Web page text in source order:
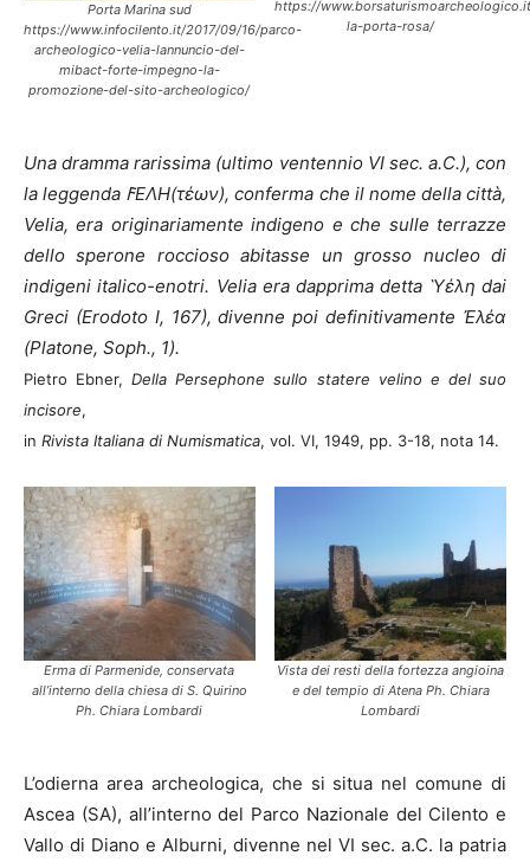
Porta Marina sud
https://www.infocilento.it/2017/09/16/parco-
archeologico-velia-lannuncio-del-
mibact-forte-impegno-la-
promozione-del-sito-archeologico/
https://
la-porta-rosa/
Una dramma rarissima (ultimo ventennio VI sec. a.C.), con
la leggenda 𐌅ΕΛΗ(τέων), conferma che il nome della città,
Velia, era originariamente indigeno e che sulle terrazze
dello sperone roccioso abitasse un grosso nucleo di
indigeni italico-enotri. Velia era dapprima detta Ὺέλη dai
Greci (Erodoto I, 167), divenne poi definitivamente Ἐλέα
(Platone, Soph., 1).
Pietro Ebner,Della Persephone sullo statere velino e del suo
incisore,
in Rivista Italiana di Numismatica, vol. VI, 1949, pp. 3-18, nota 14.
Erma di Parmenide, conservata
all’interno della chiesa di S. Quirino
Ph. Chiara Lombardi
Vista dei resti della fortezza angioina
e del tempio di Atena Ph. Chiara
Lombardi
L’odierna area archeologica, che si situa nel comune di
Ascea (SA), all’interno del Parco Nazionale del Cilento e
Vallo di Diano e Alburni, divenne nel VI sec. a.C. la patria